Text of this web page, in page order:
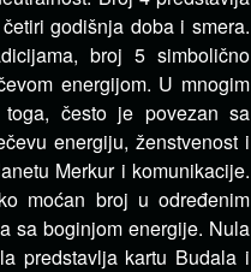
godišnja doba i smera.
broj 5 simbolično
energijom. U mnogim
često je povezan sa
energiju, ženstvenost i
Merkur i komunikacije.
moćan broj u određenim
sa boginjom energije. Nula
predstavlja kartu Budala i